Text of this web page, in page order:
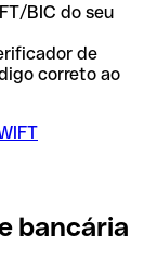
BIC do seu
de
correto ao
bancária